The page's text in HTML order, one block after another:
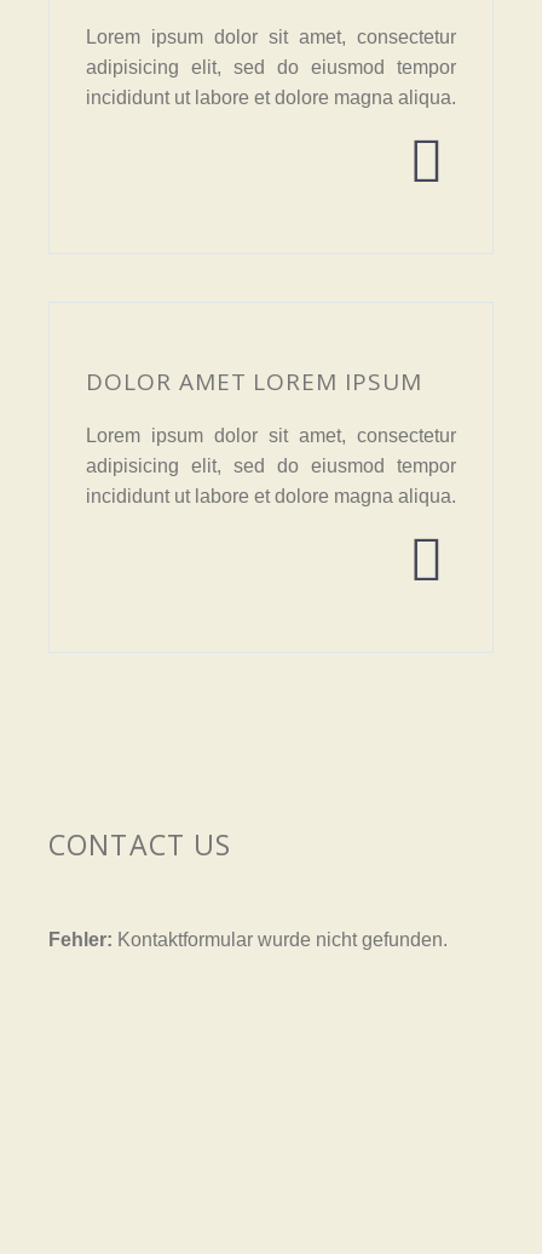
Lorem ipsum dolor sit amet, consectetur
adipisicing elit, sed do eiusmod tempor
incididunt ut labore et dolore magna aliqua.


DOLOR AMET LOREM IPSUM
Lorem ipsum dolor sit amet, consectetur
adipisicing elit, sed do eiusmod tempor
incididunt ut labore et dolore magna aliqua.


CONTACT US
Fehler: Kontaktformular wurde nicht gefunden.